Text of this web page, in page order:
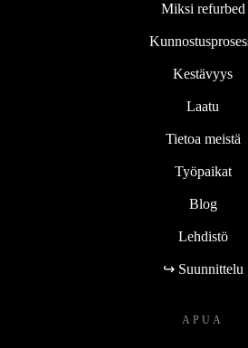
Miksi refurbed
Kestävyys
Laatu
Tietoa meistä
Työpaikat
Blog
Lehdistö
↪ Suunnittelu
APUA